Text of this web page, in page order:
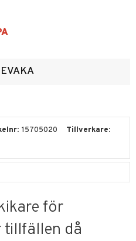
15705020
Tillverkare
för
tillfällen då